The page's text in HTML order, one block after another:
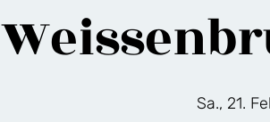
Sa., 21.